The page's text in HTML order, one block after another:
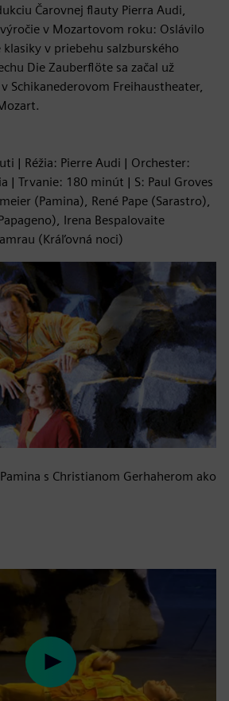
Čarovnej flauty Pierra Audi,
v Mozartovom roku: Oslávilo
v priebehu salzburského
Die Zauberflöte sa začal už
Schikanederovom Freihaustheater,
| Réžia: Pierre Audi | Orchester:
| Trvanie: 180 minút | S: Paul Groves
(Pamina), René Pape (Sarastro),
Irena Bespalovaite
(Kráľovná noci)
s Christianom Gerhaherom ako
Play